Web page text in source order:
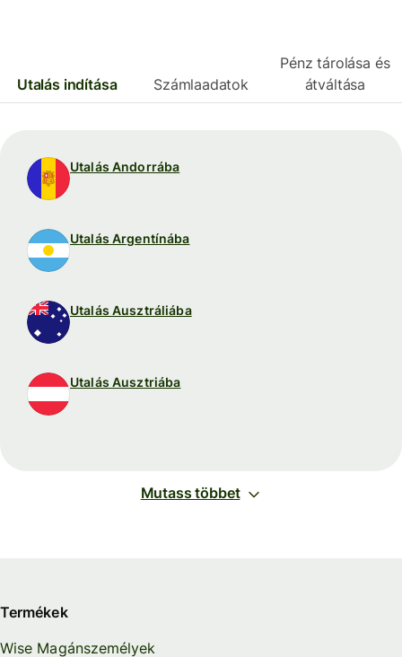
Utalás indítása Számlaadatok
Pénz tárolása és
átváltása
Utalás Andorrába
Utalás Argentínába
Utalás Ausztráliába
Utalás Ausztriába
Mutass többet
Termékek
Wise Magánszemélyek